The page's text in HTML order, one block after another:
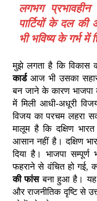
लगभग
पार्टियों के दल
भी भविष्य के गर्भ
मुझे लगता है कि विकास
कार्डआज भी उसका
बन जाने के कारण
में मिली आधी-अधूरी
विजय का परचम लहरा
मालूम है कि दक्षिण
आसान नहीं है। दक्षिण
दिया है। भाजपा
फहराने से वंचित हो गई,
की फांसबना हुआ है। यह
और राजनीतिक दृष्टि से